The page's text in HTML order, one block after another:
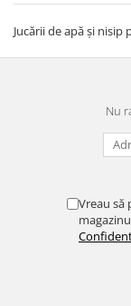
Jucării de apă și nisip
Nu
Vreau să